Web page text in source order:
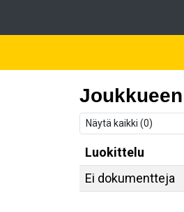
Luokittelu
Ei dokumentteja